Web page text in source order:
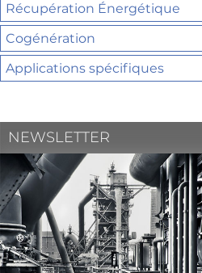
Récupération Énergétique
Cogénération
Applications spécifiques
NEWSLETTER